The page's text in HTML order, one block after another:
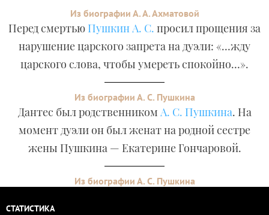
Из биографии А. А. Ахматовой
Перед смертью Пушкин А. С. просил прощения за
нарушение царского запрета на дуэли: «…жду
царского слова, чтобы умереть спокойно…».
Из биографии А. С. Пушкина
Дантес был родственником А. С. Пушкина. На
момент дуэли он был женат на родной сестре
жены Пушкина — Екатерине Гончаровой.
Из биографии А. С. Пушкина
СТАТИСТИКА